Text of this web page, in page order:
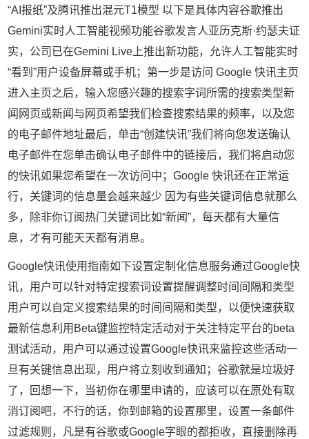
“AI报纸”及腾讯推出混元T1模型 以下是具体内容谷歌推出
Gemini实时人工智能视频功能谷歌发言人亚历克斯·约瑟夫证
实，公司已在Gemini Live上推出新功能，允许人工智能实时
“看到”用户设备屏幕或手机；第一步是访问 Google 快讯主页
进入主页之后，输入您感兴趣的搜索字词所需的搜索类型新
闻网页或新闻与网页希望我们检查搜索结果的频率，以及您
的电子邮件地址最后，单击“创建快讯”我们将向您发送确认
电子邮件在您单击确认电子邮件中的链接后，我们将启动您
的快讯如果您希望在一次访问中；Google 快讯还在正常运
行，关键词的信息量会越来越少 因为有些关键词信息就那么
多，除非你订阅热门关键词比如“新闻”，每天都有大量信
息，才有可能天天都有消息。
Google快讯使用指南如下设置定制化信息服务通过Google快
讯，用户可以针对特定搜索词设置提醒调整时间间隔和类型
用户可以自定义搜索结果的时间间隔和类型，以便快速获取
最新信息利用Beta键监控特定活动对于关注特定平台的beta
测试活动，用户可以通过设置Google快讯来监控这些活动一
旦有关键信息出现，用户将立刻收到通知；谷歌就是垃圾好
了，回想一下，当初你在哪里申请的，应该可以在原处有取
消订阅吧，不行的话，你到邮箱的设置那里，设置一条邮件
过滤规则，凡是有谷歌或Google字眼的都拒收，直接删除再